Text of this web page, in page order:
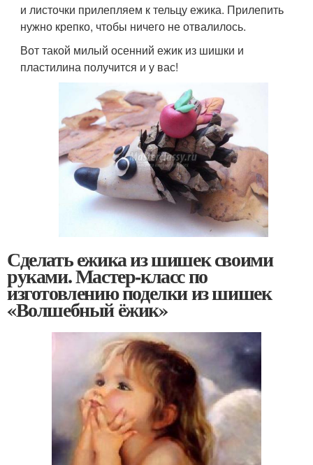
и листочки прилепляем к тельцу ежика. Прилепить
нужно крепко, чтобы ничего не отвалилось.
Вот такой милый осенний ежик из шишки и
пластилина получится и у вас!
Сделать ежика из шишек своими
руками. Мастер-класс по
изготовлению поделки из шишек
«Волшебный ёжик»